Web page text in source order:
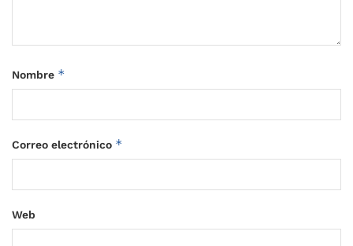
Nombre *
Correo electrónico *
Web